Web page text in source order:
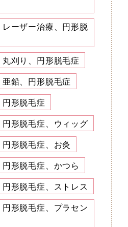
ーザー治療、円形脱
刈り、円形脱毛症
鉛、円形脱毛症
形脱毛症
形脱毛症、ウィッグ
形脱毛症、お灸
形脱毛症、かつら
形脱毛症、ストレス
形脱毛症、プラセン